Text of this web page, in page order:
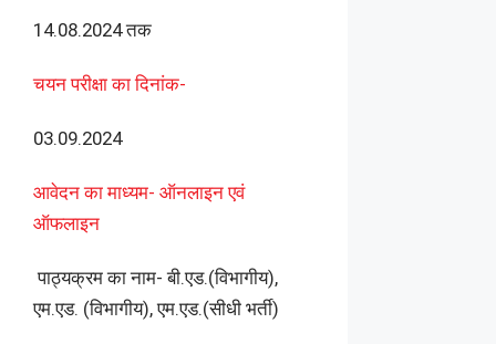
14.08.2024 तक
चयन परीक्षा का दिनांक-
03.09.2024
आवेदन का माध्‍यम- ऑनलाइन एवं
ऑफलाइन
पाठ्यक्रम का नाम- बी.एड.(विभागीय),
एम.एड. (विभागीय), एम.एड.(सीधी भर्ती)